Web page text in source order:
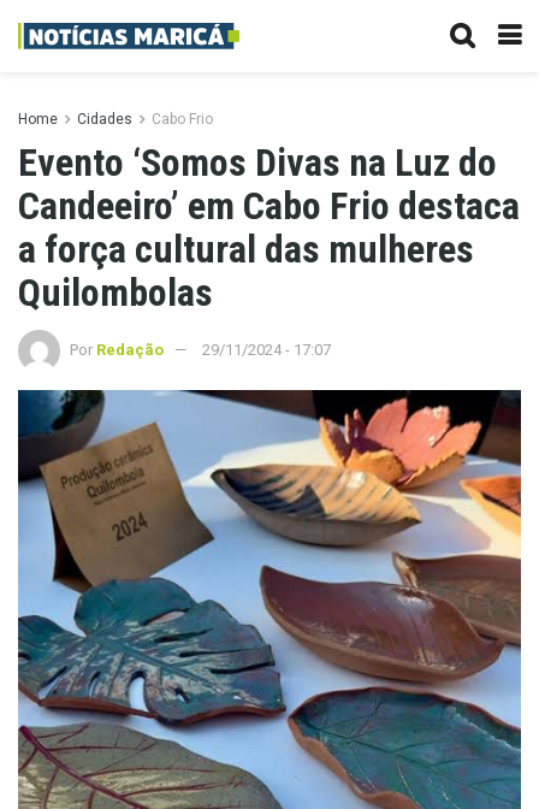
Home Cidades Cabo Frio
Evento ‘Somos Divas na Luz do
Candeeiro’ em Cabo Frio destaca
a força cultural das mulheres
Quilombolas
Por Redação 29/11/2024 - 17:07